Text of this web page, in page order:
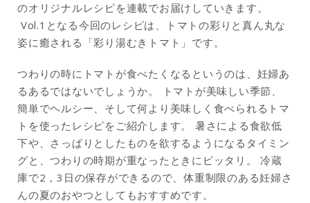
のオリジナルレシピを連載でお届けしていきます。
Vol.1となる今回のレシピは、トマトの彩りと真ん丸な
姿に癒される「彩り湯むきトマト」です。
つわりの時にトマトが食べたくなるというのは、妊婦あ
るあるではないでしょうか。 トマトが美味しい季節、
簡単でヘルシー、そして何より美味しく食べられるトマ
トを使ったレシピをご紹介します。 暑さによる食欲低
下や、さっぱりとしたものを欲するようになるタイミン
グと、つわりの時期が重なったときにピッタリ。 冷蔵
庫で2，3日の保存ができるので、体重制限のある妊婦さ
んの夏のおやつとしてもおすすめです。